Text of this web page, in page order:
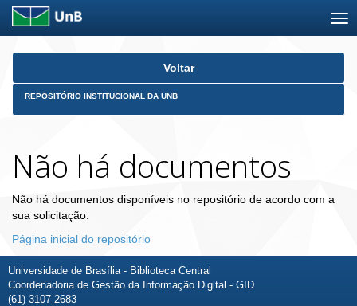
Skip
Voltar
REPOSITÓRIO INSTITUCIONAL DA UNB
Não há documentos
Não há documentos disponíveis no repositório de acordo com a
sua solicitação.
Página inicial do repositório
Universidade de Brasília - Biblioteca Central
Coordenadoria de Gestão da Informação Digital - GID
(61) 3107-2683